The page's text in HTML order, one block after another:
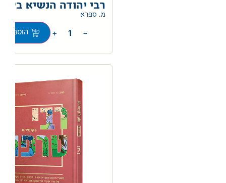
רבי יהודה הנשיא
מ. ספרא
−
+ הוספה